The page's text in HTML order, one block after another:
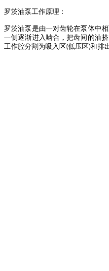
罗茨油泵工作原理：
罗茨油泵 是由一对齿轮在泵体中
一侧逐渐进入啮合，把齿间的油
工作腔分割为吸入区 (低压区 )和排